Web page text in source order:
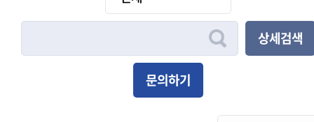
상세검색
문의하기